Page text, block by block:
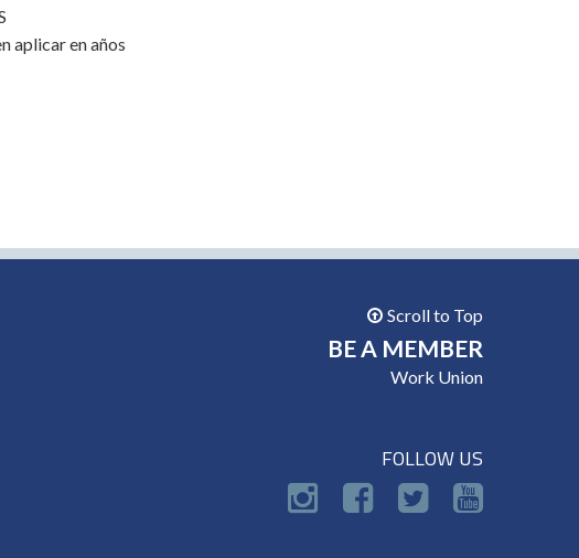
aplicar en años
Scroll to Top
BE A MEMBER
Work Union
FOLLOW US